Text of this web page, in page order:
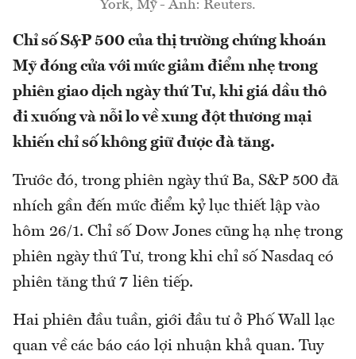
York, Mỹ - Ảnh: Reuters.
Chỉ số S&P 500 của thị trường chứng khoán
Mỹ đóng cửa với mức giảm điểm nhẹ trong
phiên giao dịch ngày thứ Tư, khi giá dầu thô
đi xuống và nỗi lo về xung đột thương mại
khiến chỉ số không giữ được đà tăng.
Trước đó, trong phiên ngày thứ Ba, S&P 500 đã
nhích gần đến mức điểm kỷ lục thiết lập vào
hôm 26/1. Chỉ số Dow Jones cũng hạ nhẹ trong
phiên ngày thứ Tư, trong khi chỉ số Nasdaq có
phiên tăng thứ 7 liên tiếp.
Hai phiên đầu tuần, giới đầu tư ở Phố Wall lạc
quan về các báo cáo lợi nhuận khả quan. Tuy